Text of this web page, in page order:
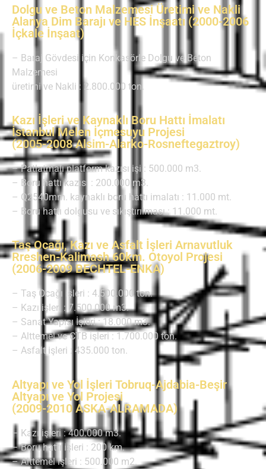
Dolgu ve Beton Malzemesi Üretimi ve Nakli
Alanya Dim Barajı ve HES İnşaatı (2000-2006
İçkale İnşaat)
– Baraj Gövdesi için Konkasörle Dolgu ve Beton
Malzemesi
üretimi ve Nakli : 2.800.000 ton.
Kazı İşleri ve Kaynaklı Boru Hattı İmalatı
İstanbul Melen İçmesuyu Projesi
(2005-2008 Alsim-Alarko-Rosneftegaztroy)
– Patlatmalı platform kazısı işi : 500.000 m3.
– Boru hattı kazısı : 200.000 m3.
– Q2540mm. kaynaklı boru hattı imalatı : 11.000 mt.
– Boru hattı dolgusu ve sıkıştırılması : 11.000 mt.
Taş Ocağı, Kazı ve Asfalt İşleri Arnavutluk
Rreshen-Kalimash 60km. Otoyol Projesi
(2006-2009 BECHTEL-ENKA)
– Taş Ocağı işleri : 4.500.000 ton.
– Kazı işleri : 7.500.000 m3.
– Sanat Yapısı İşleri : 18.000 m3.
– Alttemel ve CTB işleri : 1.700.000 ton.
– Asfalt işleri : 435.000 ton.
Altyapı ve Yol İşleri Tobruq-Ajdabia-Beşir
Altyapı ve Yol Projesi
(2009-2010 ASKA-ALRAMADA)
– Kazı işleri : 400.000 m3.
– Boru hattı işleri : 200 km.
– Alttemel işleri : 500.000 m2.